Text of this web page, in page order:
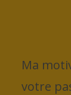
Ma
votre